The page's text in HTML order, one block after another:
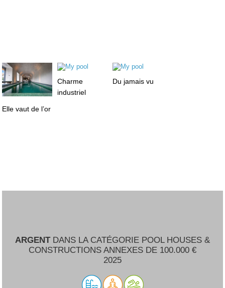
Elle vaut de l’or
Charme
industriel
Du jamais vu
ARGENTDANS LA CATÉGORIE POOL HOUSES &
CONSTRUCTIONS ANNEXES DE 100.000 €
2025